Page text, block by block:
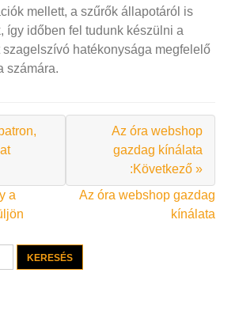
mellett, a szűrők állapotáról is
így időben fel tudunk készülni a
szagelszívó hatékonysága megfelelő
számára.
Az óra webshop
gazdag kínálata
:Következő »
a
Az óra webshop gazdag
kínálata